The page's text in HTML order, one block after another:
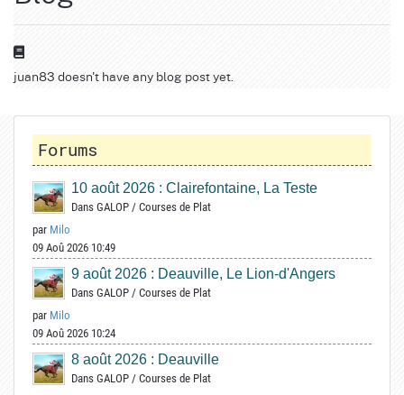
juan83 doesn't have any blog post yet.
Forums
10 août 2026 : Clairefontaine, La Teste
Dans GALOP / Courses de Plat
par Milo
09 Aoû 2026 10:49
9 août 2026 : Deauville, Le Lion-d'Angers
Dans GALOP / Courses de Plat
par Milo
09 Aoû 2026 10:24
8 août 2026 : Deauville
Dans GALOP / Courses de Plat